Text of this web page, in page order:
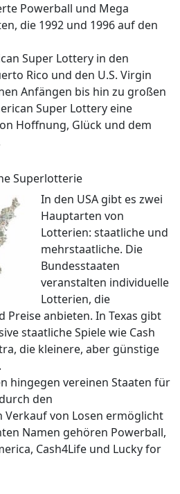
Powerball und Mega
die 1992 und 1996 auf den
Super Lottery in den
Rico und den U.S. Virgin
Anfängen bis hin zu großen
Super Lottery eine
Hoffnung, Glück und dem
Superlotterie
In den USA gibt es zwei
Hauptarten von
Lotterien: staatliche und
mehrstaatliche. Die
Bundesstaaten
veranstalten individuelle
Lotterien, die
Preise anbieten. In Texas gibt
staatliche Spiele wie Cash
die kleinere, aber günstige
hingegen vereinen Staaten für
den
von Losen ermöglicht
Namen gehören Powerball,
Cash4Life und Lucky for